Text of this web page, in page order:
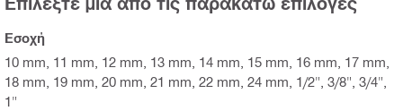
Εσοχή
10 mm, 11 mm, 12 mm, 13 mm, 14 mm, 15 mm, 16 mm, 17 mm,
18 mm, 19 mm, 20 mm, 21 mm, 22 mm, 24 mm, 1/2", 3/8", 3/4",
1"